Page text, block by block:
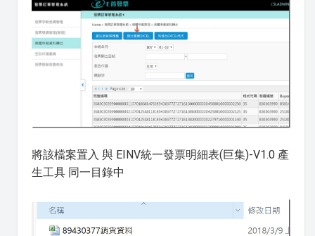
將該檔案置入 與 EINV統一發票明細表(巨集)-V1.0 產
生工具 同一目錄中